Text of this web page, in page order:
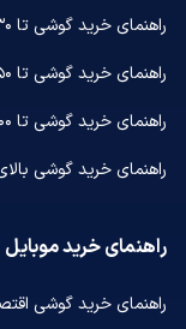
راهنمای خرید گوشی تا ۳۰ میلیون
راهنمای خرید گوشی تا ۵۰ میلیون
راهنمای خرید گوشی تا ۱۰۰ میلیون
راهنمای خرید گوشی بالای ۱۰۰
راهنمای خرید موبایل
راهنمای خرید گوشی